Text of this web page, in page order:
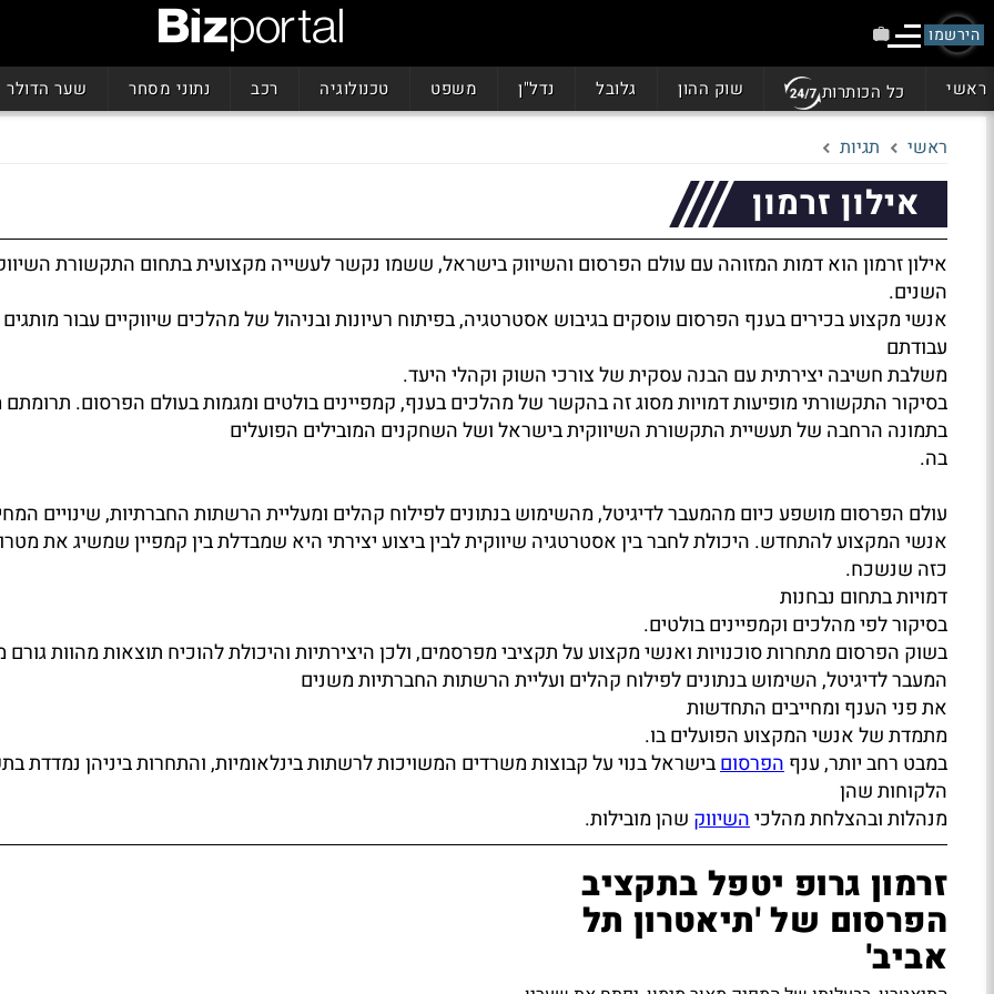
הירשמו
ראשי כל הכותרות שוק ההון גלובל נדל"ן משפט טכנולוגיה רכב נתוני מסחר שער הדולר
ראשי תגיות
אילון זרמון
אילון זרמון הוא דמות המזוהה עם עולם הפרסום והשיווק בישראל, ששמו נקשר לעשייה מקצועית בתחום התקשורת
השנים.
אנשי מקצוע בכירים בענף הפרסום עוסקים בגיבוש אסטרטגיה, בפיתוח רעיונות ובניהול של מהלכים שיווקיים עבור
עבודתם
משלבת חשיבה יצירתית עם הבנה עסקית של צורכי השוק וקהלי היעד.
בסיקור התקשורתי מופיעות דמויות מסוג זה בהקשר של מהלכים בענף, קמפיינים בולטים ומגמות בעולם הפרסום.
בתמונה הרחבה של תעשיית התקשורת השיווקית בישראל ושל השחקנים המובילים הפועלים
בה.
עולם הפרסום מושפע כיום מהמעבר לדיגיטל, מהשימוש בנתונים לפילוח קהלים ומעליית הרשתות החברתיות, שינויים
אנשי המקצוע להתחדש. היכולת לחבר בין אסטרטגיה שיווקית לבין ביצוע יצירתי היא שמבדלת בין קמפיין שמשיג את
כזה שנשכח.
דמויות בתחום נבחנות
בסיקור לפי מהלכים וקמפיינים בולטים.
בשוק הפרסום מתחרות סוכנויות ואנשי מקצוע על תקציבי מפרסמים, ולכן היצירתיות והיכולת להוכיח תוצאות מהוות גורם
המעבר לדיגיטל, השימוש בנתונים לפילוח קהלים ועליית הרשתות החברתיות משנים
את פני הענף ומחייבים התחדשות
מתמדת של אנשי המקצוע הפועלים בו.
במבט רחב יותר, ענףהפרסוםבישראל בנוי על קבוצות משרדים המשויכות לרשתות בינלאומיות, והתחרות ביניהן נמדדת
הלקוחות שהן
מנהלות ובהצלחת מהלכיהשיווק שהן מובילות.
זרמון גרופ יטפל בתקציב
הפרסום של 'תיאטרון תל
אביב'